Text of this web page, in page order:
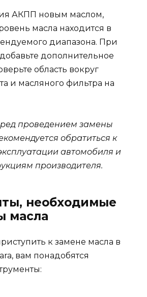
АКПП новым маслом,
масла находится в
диапазона. При
дополнительное
область вокруг
и масляного фильтра на
проведением замены
обратиться к
автомобиля и
производителя.
необходимые
масла
к замене масла в
вам понадобятся